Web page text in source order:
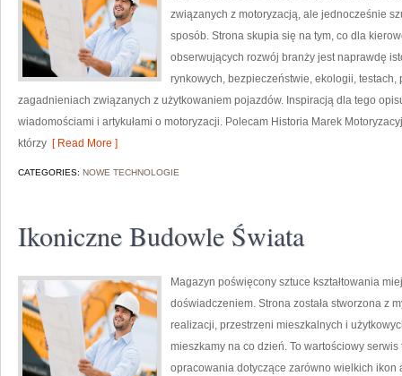
związanych z motoryzacją, ale jednocześnie
sposób. Strona skupia się na tym, co dla
obserwujących rozwój branży jest naprawdę
rynkowych, bezpieczeństwie, ekologii,
zagadnieniach związanych z użytkowaniem pojazdów. Inspiracją dla tego
wiadomościami i artykułami o motoryzacji. Polecam Historia Marek
którzy [ Read More ]
CATEGORIES: NOWE TECHNOLOGIE
Ikoniczne Budowle Świata
Magazyn poświęcony sztuce kształtowania
doświadczeniem. Strona została stworzona z
realizacji, przestrzeni mieszkalnych i
mieszkamy na co dzień. To wartościowy
opracowania dotyczące zarówno wielkich ikon